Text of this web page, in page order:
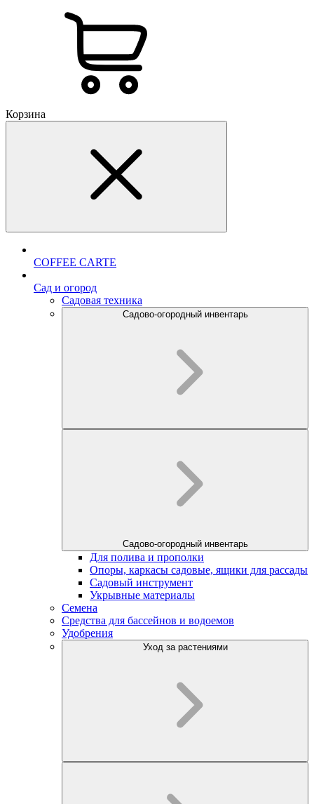
Корзина
COFFEE CARTE
Cад и огород
Садовая техника
Садово-огородный инвентарь
Садово-огородный инвентарь
Для полива и прополки
Опоры, каркасы садовые, ящики для рассады
Садовый инструмент
Укрывные материалы
Семена
Средства для бассейнов и водоемов
Удобрения
Уход за растениями